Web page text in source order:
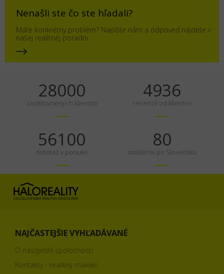
Nenašli ste čo ste hľadali?
Máte konkrétny problém? Napíšte nám a odpoveď nájdete v
našej realitnej poradni.
35000
zazmluvnených klientov
6170
recenzií od klientov
70125
doteraz v ponuke
100
maklérov po Slovensku
NAJČASTEJŠIE VYHĽADÁVANÉ
O nás/profil spoločnosti
Kontakty - realitný makléri